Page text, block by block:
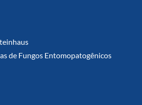
de Fungos Entomopatogênicos